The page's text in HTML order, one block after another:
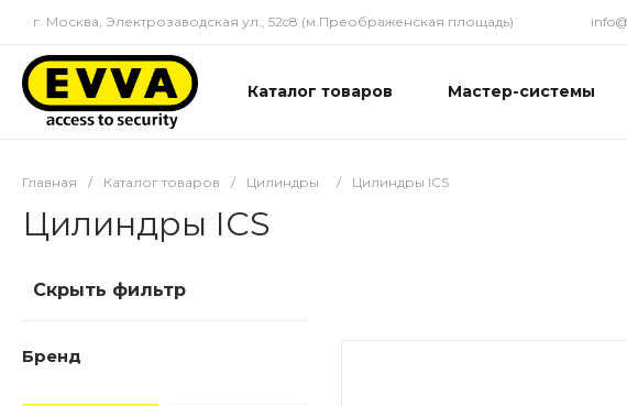
г. Москва, Электрозаводская ул., 52c8 (м.Преображенская площадь)
Каталог товаров Мастер-системы
Главная / Каталог товаров / Цилиндры / Цилиндры ICS
Цилиндры ICS
Скрыть фильтр
Бренд